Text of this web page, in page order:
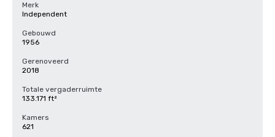
Merk
Independent
Gebouwd
1956
Gerenoveerd
2018
Totale vergaderruimte
133.171 ft²
Kamers
621